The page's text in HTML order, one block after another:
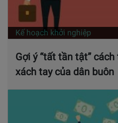
Kế hoạch khởi nghiệp
Gợi ý “tất tần tật”
xách tay của dân buôn